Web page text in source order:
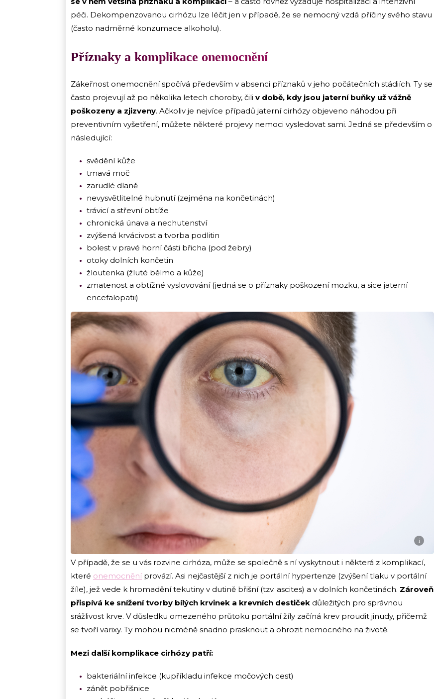
péči. Dekompenzovanou cirhózu lze léčit jen v případě, že se nemocný vzdá příčiny svého stavu
(často nadměrné konzumace alkoholu).
Příznaky a komplikace onemocnění
Zákeřnost onemocnění spočívá především v absenci příznaků v jeho počátečních stádiích. Ty se
často projevují až po několika letech choroby, čili v době, kdy jsou jaterní buňky už vážně
poškozeny a zjizveny. Ačkoliv je nejvíce případů jaterní cirhózy objeveno náhodou při
preventivním vyšetření, můžete některé projevy nemoci vysledovat sami. Jedná se především o
následující:
svědění kůže
tmavá moč
zarudlé dlaně
nevysvětlitelné hubnutí (zejména na končetinách)
trávicí a střevní obtíže
chronická únava a nechutenství
zvýšená krvácivost a tvorba podlitin
bolest v pravé horní části břicha (pod žebry)
otoky dolních končetin
žloutenka (žluté bělmo a kůže)
zmatenost a obtížné vyslovování (jedná se o příznaky poškození mozku, a sice jaterní
encefalopatii)
i
V případě, že se u vás rozvine cirhóza, může se společně s ní vyskytnout i některá z komplikací,
které onemocněníprovází. Asi nejčastější z nich je portální hypertenze (zvýšení tlaku v portální
žíle), jež vede k hromadění tekutiny v dutině břišní (tzv. ascites) a v dolních končetinách. Zároveň
přispívá ke snížení tvorby bílých krvinek a krevních destiček důležitých pro správnou
srážlivost krve. V důsledku omezeného průtoku portální žíly začíná krev proudit jinudy, přičemž
se tvoří varixy. Ty mohou nicméně snadno prasknout a ohrozit nemocného na životě.
Mezi další komplikace cirhózy patří:
bakteriální infekce (kupříkladu infekce močových cest)
zánět pobřišnice